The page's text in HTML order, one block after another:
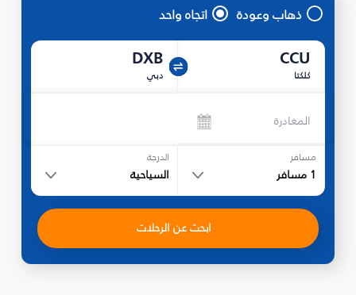
ذهاب وعودة اتجاه واحد
CCU
كلكتا
DXB
دبي
المغادرة
مسافر
1 مسافر
الدرجة
السياحية
ابحث عن الرحلات